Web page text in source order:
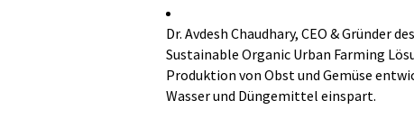
Dr. Avdesh Chaudhary, CEO & Gründer
Sustainable Organic Urban Farming
Produktion von Obst und Gemüse
Wasser und Düngemittel einspart.